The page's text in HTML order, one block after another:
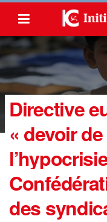
Directive
« devoir
des